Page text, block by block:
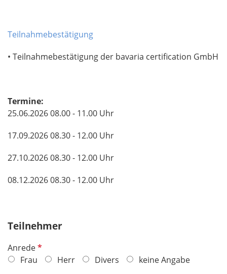
Teilnahmebestätigung
• Teilnahmebestätigung der bavaria certification GmbH
Termine:
25.06.2026 08.00 - 11.00 Uhr
17.09.2026 08.30 - 12.00 Uhr
27.10.2026 08.30 - 12.00 Uhr
08.12.2026 08.30 - 12.00 Uhr
Teilnehmer
AnredeP
f
Frau Herr Divers keine Angabe